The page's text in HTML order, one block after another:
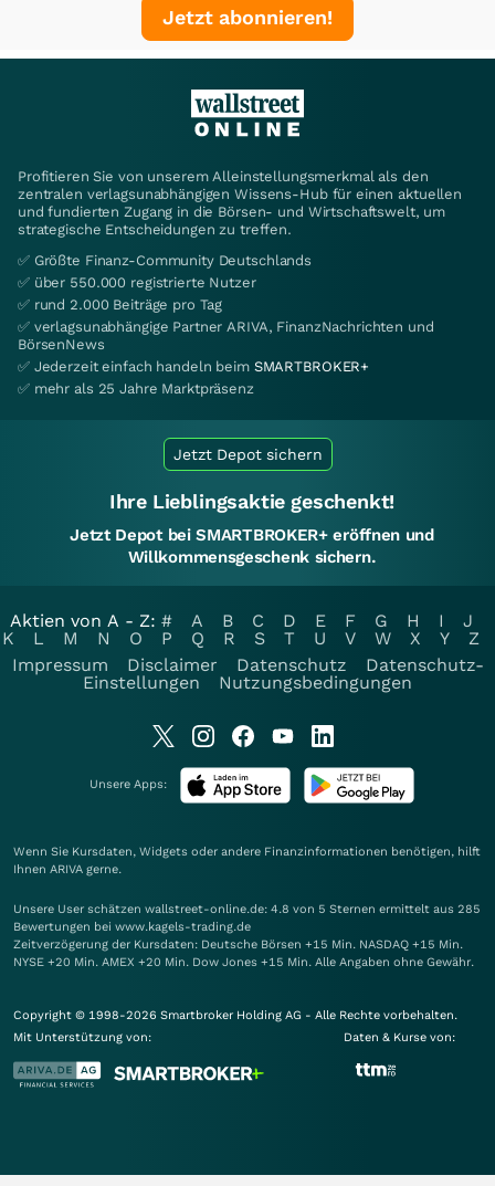
Jetzt abonnieren!
Profitieren Sie von unserem Alleinstellungsmerkmal als den
zentralen verlagsunabhängigen Wissens-Hub für einen aktuellen
und fundierten Zugang in die Börsen- und Wirtschaftswelt, um
strategische Entscheidungen zu treffen.
✅ Größte Finanz-Community Deutschlands
✅ über 550.000 registrierte Nutzer
✅ rund 2.000 Beiträge pro Tag
✅ verlagsunabhängige Partner ARIVA, FinanzNachrichten und
BörsenNews
✅ Jederzeit einfach handeln beim SMARTBROKER+
✅ mehr als 25 Jahre Marktpräsenz
Jetzt Depot sichern
Ihre Lieblingsaktie geschenkt!
Jetzt Depot bei SMARTBROKER+ eröffnen und
Willkommensgeschenk sichern.
Aktien von A - Z: # A B C D E F G H I
J
K
L M N O P Q R S T U V W X Y
Z
Impressum
Disclaimer Datenschutz
Datenschutz-
Einstellungen
Nutzungsbedingungen
Unsere Apps:
Wenn Sie Kursdaten, Widgets oder andere Finanzinformationen benötigen, hilft
Ihnen ARIVA gerne.
Unsere User schätzen wallstreet-online.de: 4.8 von 5 Sternen ermittelt aus 285
Bewertungen bei www.kagels-trading.de
Zeitverzögerung der Kursdaten: Deutsche Börsen +15 Min. NASDAQ +15 Min.
NYSE +20 Min. AMEX +20 Min. Dow Jones +15 Min. Alle Angaben ohne Gewähr.
Copyright © 1998-2026 Smartbroker Holding AG - Alle Rechte vorbehalten.
Mit Unterstützung von:
Daten & Kurse von: